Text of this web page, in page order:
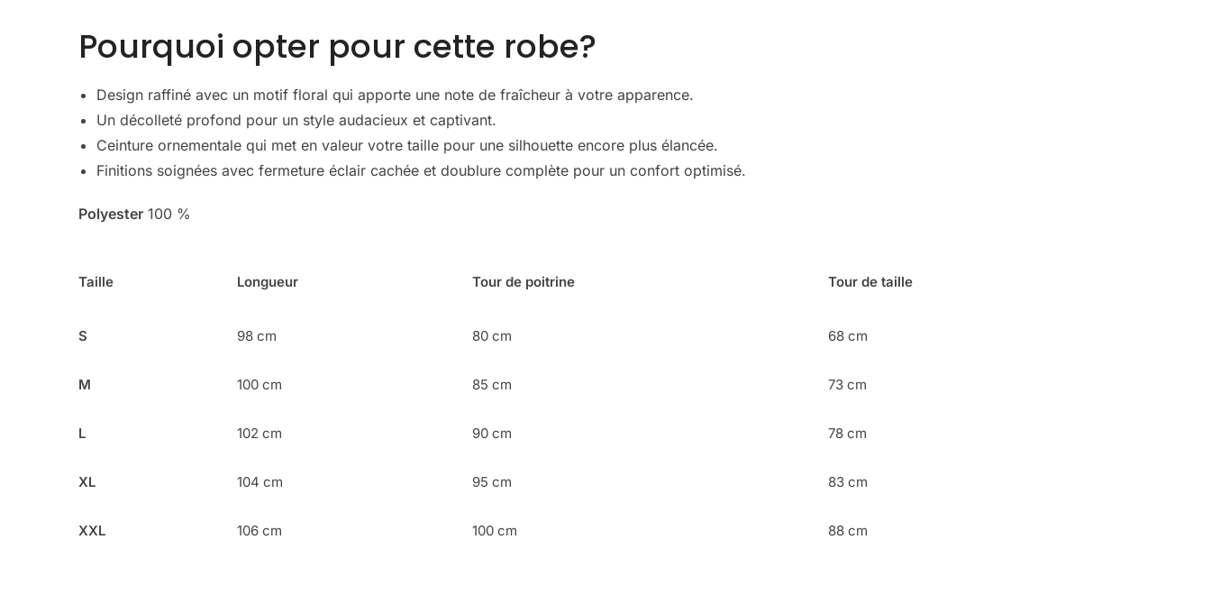
Pourquoi opter pour cette robe?
Design raffiné avec un motif floral qui apporte une note de fraîcheur à votre apparence.
Un décolleté profond pour un style audacieux et captivant.
Ceinture ornementale qui met en valeur votre taille pour une silhouette encore plus élancée.
Finitions soignées avec fermeture éclair cachée et doublure complète pour un confort optimisé.
Polyester 100 %
Taille Longueur Tour de poitrine Tour de taille
S 98 cm 80 cm 68 cm
M 100 cm 85 cm 73 cm
L 102 cm 90 cm 78 cm
XL 104 cm 95 cm 83 cm
XXL 106 cm 100 cm 88 cm